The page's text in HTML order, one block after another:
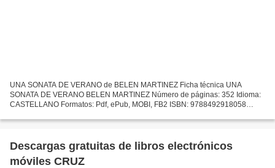
UNA SONATA DE VERANO de BELEN MARTINEZ Ficha técnica UNA
SONATA DE VERANO BELEN MARTINEZ Número de páginas: 352 Idioma:
CASTELLANO Formatos: Pdf, ePub, MOBI, FB2 ISBN: 9788492918058
Descargas gratuitas de libros electrónicos
móviles CRUZ